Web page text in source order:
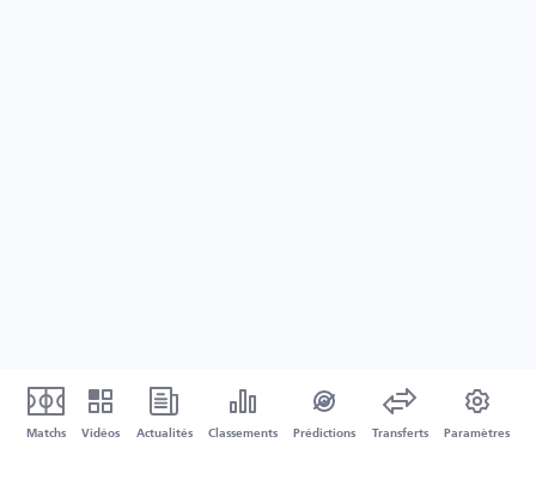
Matchs Vidéos Actualités Classements Prédictions Transferts Paramètres